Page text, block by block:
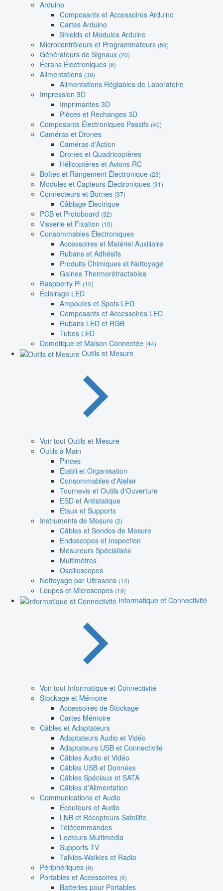
Arduino
Composants et Accessoires Arduino
Cartes Arduino
Shields et Modules Arduino
Microcontrôleurs et Programmateurs (59)
Générateurs de Signaux (20)
Écrans Électroniques (6)
Alimentations (39)
Alimentations Réglables de Laboratoire
Impression 3D
Imprimantes 3D
Pièces et Rechanges 3D
Composants Électroniques Passifs (40)
Caméras et Drones
Caméras d'Action
Drones et Quadricoptères
Hélicoptères et Avions RC
Boîtes et Rangement Électronique (23)
Modules et Capteurs Électroniques (31)
Connecteurs et Bornes (37)
Câblage Électrique
PCB et Protoboard (32)
Visserie et Fixation (10)
Consommables Électroniques
Accessoires et Matériel Auxiliaire
Rubans et Adhésifs
Produits Chimiques et Nettoyage
Gaines Thermorétractables
Raspberry Pi (10)
Éclairage LED
Ampoules et Spots LED
Composants et Accessoires LED
Rubans LED et RGB
Tubes LED
Domotique et Maison Connectée (44)
Outils et Mesure
Voir tout Outils et Mesure
Outils à Main
Pinces
Établi et Organisation
Consommables d'Atelier
Tournevis et Outils d'Ouverture
ESD et Antistatique
Étaux et Supports
Instruments de Mesure (2)
Câbles et Sondes de Mesure
Endoscopes et Inspection
Mesureurs Spécialisés
Multimètres
Oscilloscopes
Nettoyage par Ultrasons (14)
Loupes et Microscopes (19)
Informatique et Connectivité
Voir tout Informatique et Connectivité
Stockage et Mémoire
Accessoires de Stockage
Cartes Mémoire
Câbles et Adaptateurs
Adaptateurs Audio et Vidéo
Adaptateurs USB et Connectivité
Câbles Audio et Vidéo
Câbles USB et Données
Câbles Spéciaux et SATA
Câbles d'Alimentation
Communications et Audio
Écouteurs et Audio
LNB et Récepteurs Satellite
Télécommandes
Lecteurs Multimédia
Supports TV
Talkies-Walkies et Radio
Périphériques (9)
Portables et Accessoires (6)
Batteries pour Portables